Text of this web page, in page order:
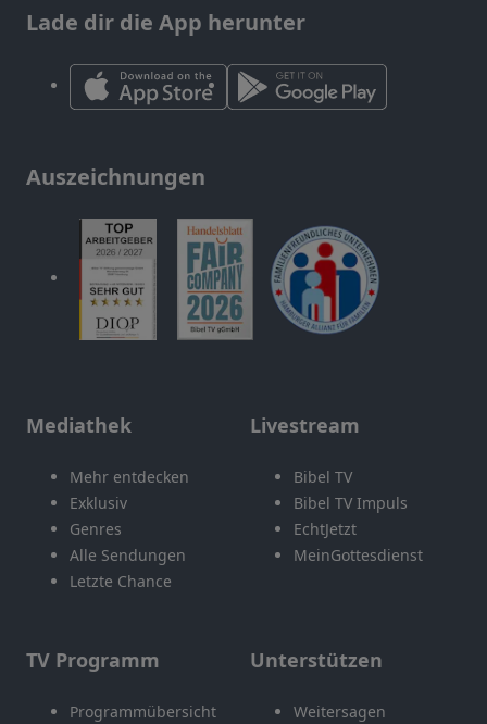
Lade dir die App herunter
Auszeichnungen
Mediathek
Mehr entdecken
Exklusiv
Genres
Alle Sendungen
Letzte Chance
Livestream
Bibel TV
Bibel TV Impuls
EchtJetzt
MeinGottesdienst
TV Programm
Programmübersicht
Unterstützen
Weitersagen